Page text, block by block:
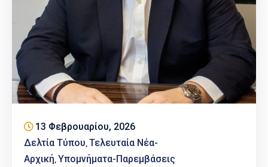
13 Φεβρουαρίου, 2026
Δελτία Τύπου Τελευταία Νέα-
Αρχική Υπομνήματα-Παρεμβάσεις